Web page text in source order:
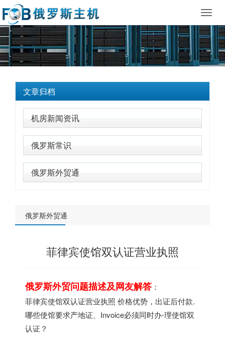
文章归档
机房新闻资讯
俄罗斯常识
俄罗斯外贸通
俄罗斯外贸通
菲律宾使馆双认证营业执照
俄罗斯外贸问题描述及网友解答：
菲律宾使馆双认证营业执照 价格优势，出证后付款.
哪些使馆要求产地证、Invoice必须同时办-理使馆双
认证？